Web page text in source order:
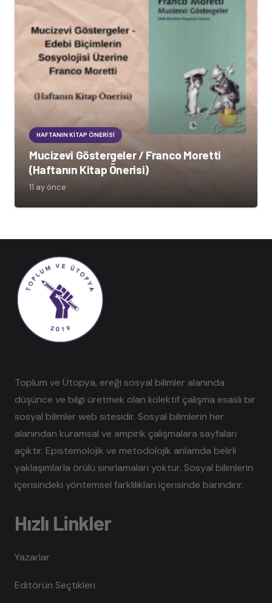
HAFTANIN KITAP ÖNERISI
Mucizevi Göstergeler / Franco Moretti
(Haftanın Kitap Önerisi)
11 ay önce
Toplum ve Ütopya, ereği sosyal bilimler alanında
düşünce ve bilgi üretmek olan kolektif çalışma esaslı bir
sosyal bilimler web sitesidir. Sosyal bilimlerin her
alanından kuramsal ve ampirik çalışmalara sayfaları
açıktır. Epistemolojik ve metodolojik anlamda belirli
yaklaşımlarla örülü sınırlamaları yoktur. Sosyal bilimlerin
içerisindeki yöntemsel farklılıkları içerisinde barındırır.
Hızlı Linkler
Yazarlar
Editörün Seçtikleri